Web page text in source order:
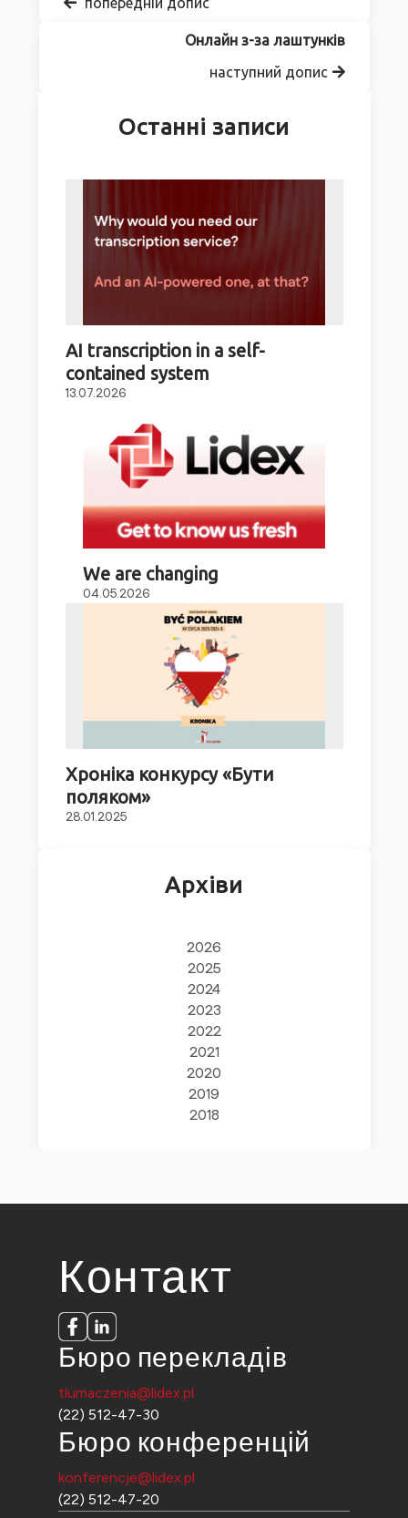
Онлайн з-за лаштунків
наступний допис
Останні записи
AI transcription in a self-
contained system
13.07.2026
We are changing
04.05.2026
Хроніка конкурсу «Бути
поляком»
28.01.2025
Архіви
2026
2025
2024
2023
2022
2021
2020
2019
2018
Контакт
Бюро перекладів
tlumaczenia@lidex.pl
(22) 512-47-30
Бюро конференцій
konferencje@lidex.pl
(22) 512-47-20